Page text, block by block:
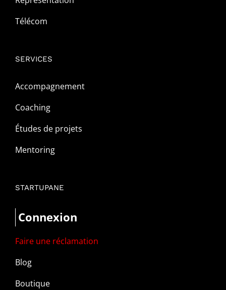
Télécom
SERVICES
Accompagnement
Coaching
Études de projets
Mentoring
STARTUPANE
Connexion
Faire une réclamation
Blog
Boutique